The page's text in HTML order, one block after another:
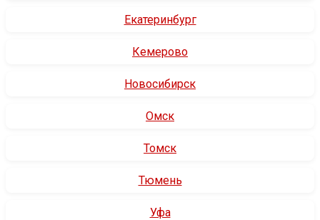
Екатеринбург
Кемерово
Новосибирск
Омск
Томск
Тюмень
Уфа